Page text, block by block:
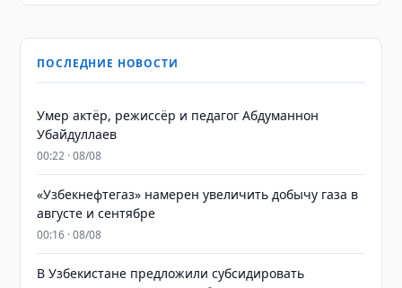
ПОСЛЕДНИЕ НОВОСТИ
Умер актёр, режиссёр и педагог Абдуманнон
Убайдуллаев
00:22 · 08/08
«Узбекнефтегаз» намерен увеличить добычу газа в
августе и сентябре
00:16 · 08/08
В Узбекистане предложили субсидировать